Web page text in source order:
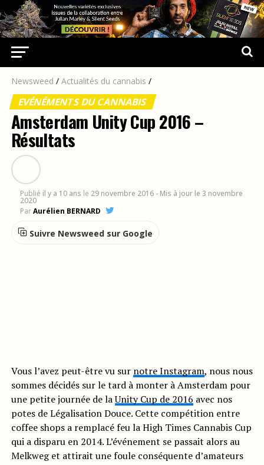
Newsweed / Actualités du cannabis /
EVÉNÉMENTS DU CANNABIS
Amsterdam Unity Cup 2016 –
Résultats
Publié il y a 10 ans le 29 novembre 2016 - Mis à jour le 3 novembre
2020
ParAurélien BERNARD
Suivre Newsweed sur Google
Vous l’avez peut-être vu sur notre Instagram, nous nous
sommes décidés sur le tard à monter à Amsterdam pour
une petite journée de laUnity Cup de 2016 avec nos
potes de Légalisation Douce. Cette compétition entre
coffee shops a remplacé feu la High Times Cannabis Cup
qui a disparu en 2014. L’événement se passait alors au
Melkweg et attirait une foule conséquente d’amateurs